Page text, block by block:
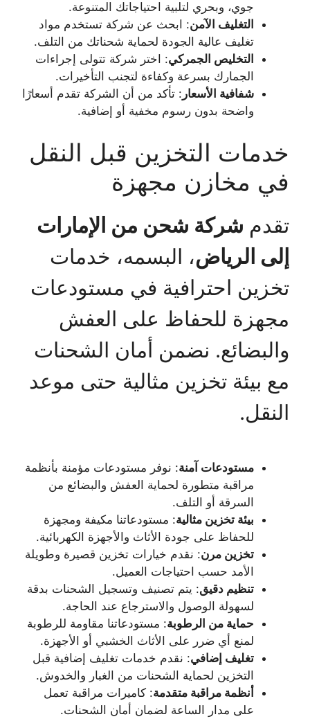
جوي، وبحري لتلبية احتياجاتك المتنوعة.
التغليف الآمن: ابحث عن شركة تستخدم مواد
تغليف عالية الجودة لحماية شحناتك من التلف.
التخليص الجمركي: اختر شركة تتولى إجراءات
الجمارك بسرعة وكفاءة لتجنب التأخيرات.
شفافية الأسعار : تأكد من أن الشركة تقدم أسعارًا
واضحة بدون رسوم مخفية أو إضافية.
خدمات التخزين قبل النقل
في مخازن مجهزة
تقدم شركة شحن من الإمارات
إلى الرياض، البسمه، خدمات
تخزين احترافية في مستودعات
مجهزة للحفاظ على العفش
والبضائع. نضمن أمان الشحنات
مع بيئة تخزين مثالية حتى موعد
النقل.
مستودعات آمنة: نوفر مستودعات مؤمنة بأنظمة
مراقبة متطورة لحماية العفش والبضائع من
السرقة أو التلف.
بيئة تخزين مثالية: مستودعاتنا مكيفة ومجهزة
للحفاظ على جودة الأثاث والأجهزة الكهربائية.
تخزين مرن: نقدم خيارات تخزين قصيرة وطويلة
الأمد حسب احتياجات العميل.
تنظيم دقيق: يتم تصنيف وتسجيل الشحنات بدقة
لسهولة الوصول والاسترجاع عند الحاجة.
حماية من الرطوبة: مستودعاتنا مقاومة للرطوبة
لمنع أي ضرر على الأثاث الخشبي أو الأجهزة.
تغليف إضافي: نقدم خدمات تغليف إضافية قبل
التخزين لحماية الشحنات من الغبار والخدوش.
أنظمة مراقبة متقدمة: كاميرات مراقبة تعمل
على مدار الساعة لضمان أمان الشحنات.